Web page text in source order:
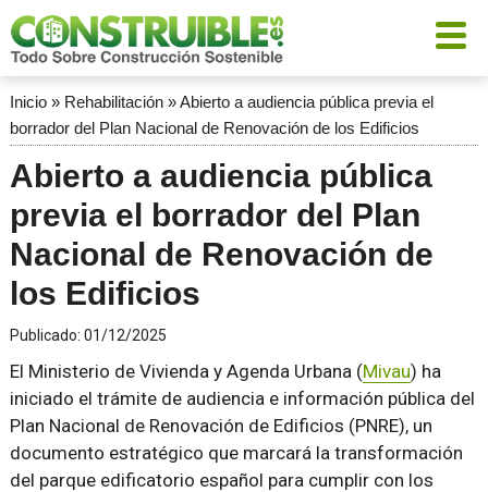
Inicio» Rehabilitación»Abierto a audiencia pública previa el
borrador del Plan Nacional de Renovación de los Edificios
Abierto a audiencia pública
previa el borrador del Plan
Nacional de Renovación de
los Edificios
Publicado: 01/12/2025
El Ministerio de Vivienda y Agenda Urbana (Mivau) ha
iniciado el trámite de audiencia e información pública del
Plan Nacional de Renovación de Edificios (PNRE), un
documento estratégico que marcará la transformación
del parque edificatorio español para cumplir con los